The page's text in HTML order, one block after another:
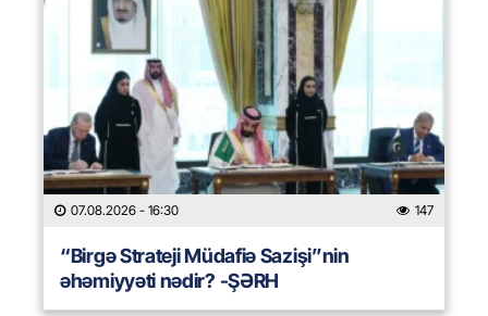
07.08.2026 - 16:30 147
“Birgə Strateji Müdafiə Sazişi”nin
əhəmiyyəti nədir? -ŞƏRH